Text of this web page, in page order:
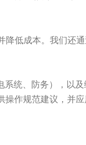
低成本。我们还
统、防务），以
作规范建议，并